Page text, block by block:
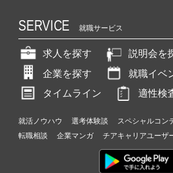
SERVICE 就職サービス
求人を探す
説明会を
企業を探す
就職イベ
タイムライン
適性検
就活ノウハウ 選考体験談 スペシャルコン
転職相談
企業マンガ チアキャリアユーザ